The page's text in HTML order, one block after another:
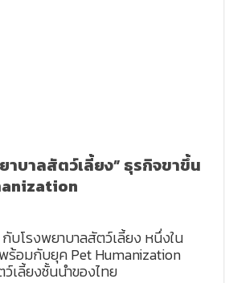
าบาลสัตว์เลี้ยง” ธุรกิจขาขึ้น
บโรงพยาบาลสัตว์เลี้ยง หนึ่งใน
ร้อมกับยุค Pet Humanization
เลี้ยงชั้นนำของไทย